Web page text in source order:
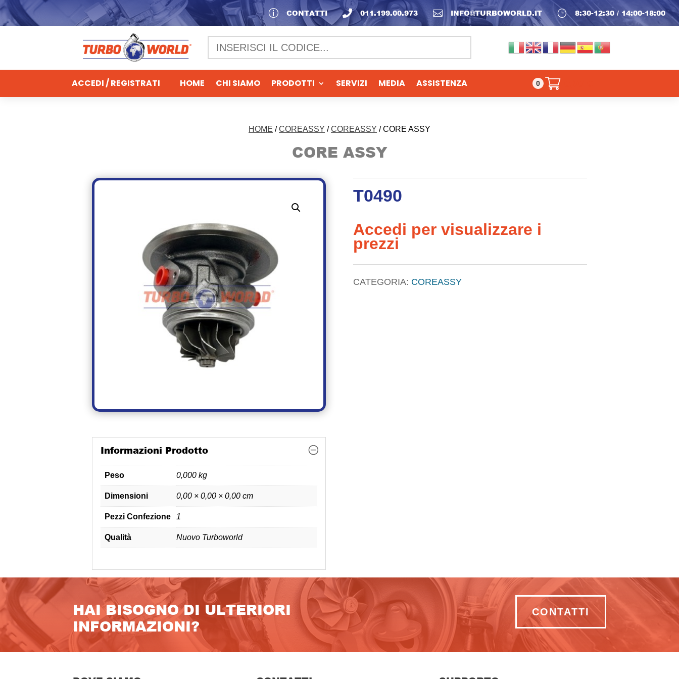
} 8:30-12:30 / 14:00-18:00
 INFO@TURBOWORLD.IT
 011.199.00.973
p CONTATTI
ACCEDI / REGISTRATI HOME CHI SIAMO PRODOTTI SERVIZI MEDIA ASSISTENZA 0
HOME /COREASSY /COREASSY / CORE ASSY
CORE ASSY
Informazioni Prodotto
Peso 0,000 kg
Dimensioni 0,00 × 0,00 × 0,00 cm
Pezzi Confezione 1
Qualità Nuovo Turboworld
T0490
Accedi per visualizzare i
prezzi
CATEGORIA: COREASSY
HAI BISOGNO DI ULTERIORI
INFORMAZIONI?
CONTATTI